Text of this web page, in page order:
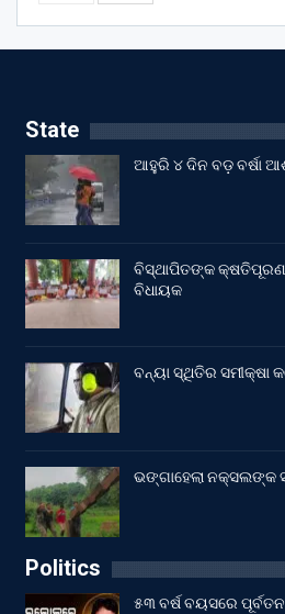
State
ଆହୁରି ୪ ଦିନ ବଡ଼ ବର୍ଷା
ବିସ୍ଥାପିତଙ୍କ
ବିଧାୟକ
ବନ୍ୟା ସ୍ଥିତିର ସମୀକ୍ଷା
ଭଙ୍ଗାହେଲା ନକ୍ସଲଙ୍କ
Politics
୫୩ ବର୍ଷ ବୟସରେ